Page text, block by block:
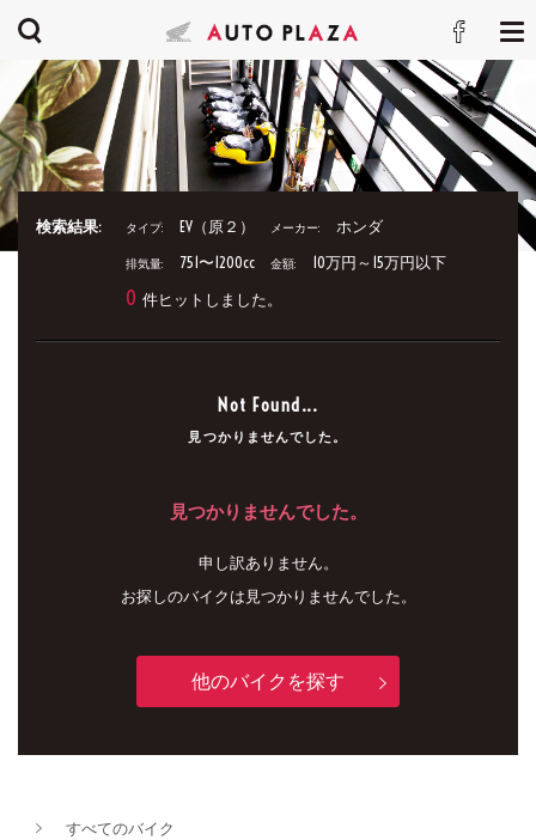
検索結果: タイプ: EV（原２） メーカー: ホンダ
排気量: 751〜1200cc 金額: 10万円～15万円以下
0 件ヒットしました。
Not Found...
見つかりませんでした。
見つかりませんでした。
申し訳ありません。
お探しのバイクは見つかりませんでした。
他のバイクを探す
すべてのバイク
新車 中古車